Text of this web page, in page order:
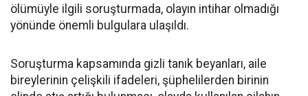
ölümüyle ilgili soruşturmada, olayın intihar olmadığı
yönünde önemli bulgulara ulaşıldı.
Soruşturma kapsamında gizli tanık beyanları, aile
bireylerinin çelişkili ifadeleri, şüphelilerden birinin